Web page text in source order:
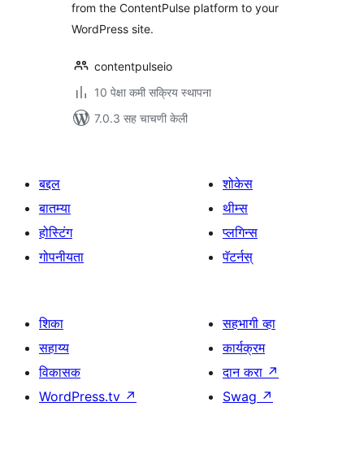
from the ContentPulse platform to your
WordPress site.
contentpulseio
10 पेक्षा कमी सक्रिय स्थापना
7.0.3 सह चाचणी केली
बद्दल
बातम्या
होस्टिंग
गोपनीयता
शोकेस
थीम्स
प्लगिन्स
पॅटर्नस्
शिका
सहाय्य
विकासक
WordPress.tv ↗
सहभागी व्हा
कार्यक्रम
दान करा ↗
Swag ↗